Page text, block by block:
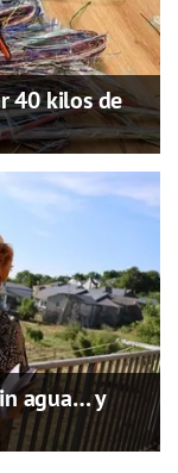
40 kilos de
agua… y